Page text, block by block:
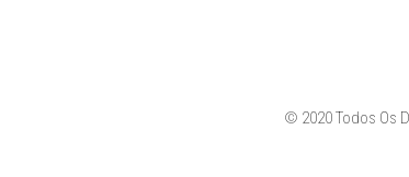
© 2020 Todos Os